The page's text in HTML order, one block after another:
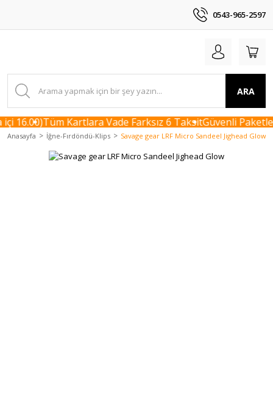
0543-965-2597
ARA
16.00)Tüm Kartlara Vade Farksız 6 TaksitGüvenli
Anasayfa İğne-Fırdöndü-Klips Savage gear LRF Micro Sandeel Jighead Glow